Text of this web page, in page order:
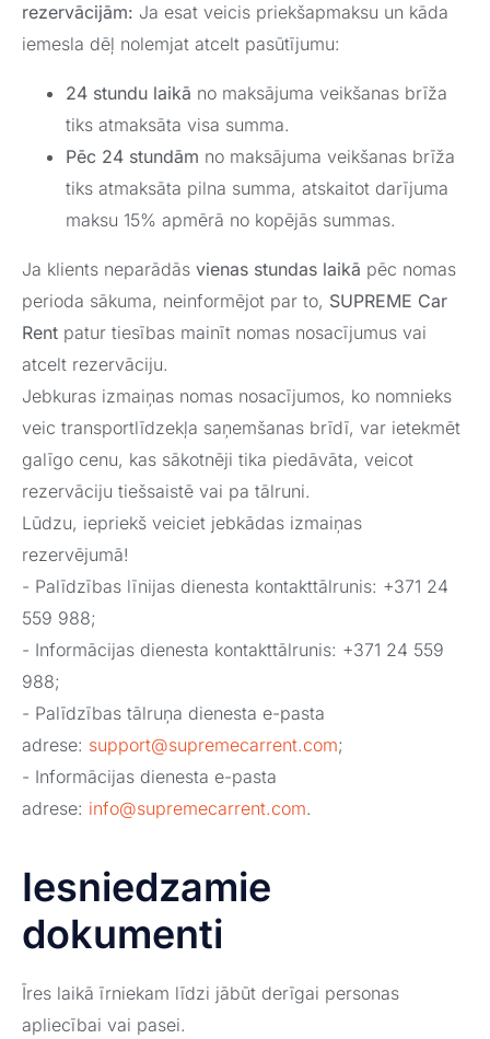
rezervācijām: Ja esat veicis priekšapmaksu un kāda
iemesla dēļ nolemjat atcelt pasūtījumu:
24 stundu laikā no maksājuma veikšanas brīža
tiks atmaksāta visa summa.
Pēc 24 stundām no maksājuma veikšanas brīža
tiks atmaksāta pilna summa, atskaitot darījuma
maksu 15% apmērā no kopējās summas.
Ja klients neparādās vienas stundas laikā pēc nomas
perioda sākuma, neinformējot par to, SUPREME Car
Rent patur tiesības mainīt nomas nosacījumus vai
atcelt rezervāciju.
Jebkuras izmaiņas nomas nosacījumos, ko nomnieks
veic transportlīdzekļa saņemšanas brīdī, var ietekmēt
galīgo cenu, kas sākotnēji tika piedāvāta, veicot
rezervāciju tiešsaistē vai pa tālruni.
Lūdzu, iepriekš veiciet jebkādas izmaiņas
rezervējumā!
- Palīdzības līnijas dienesta kontakttālrunis: +371 24
559 988;
- Informācijas dienesta kontakttālrunis: +371 24 559
988;
- Palīdzības tālruņa dienesta e-pasta
adrese: support@supremecarrent.com;
- Informācijas dienesta e-pasta
adrese: info@supremecarrent.com.
Iesniedzamie
dokumenti
Īres laikā īrniekam līdzi jābūt derīgai personas
apliecībai vai pasei.